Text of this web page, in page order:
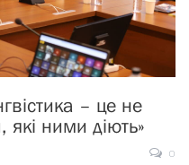
– це не
ними діють»
0